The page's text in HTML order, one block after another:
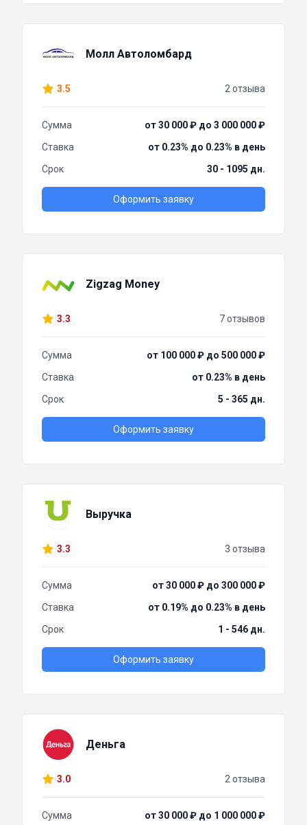
Молл Автоломбард
3.5 2 отзыва
Сумма
от 30 000 ₽ до 3 000 000 ₽
Ставка
от 0.23% до 0.23% в день
Срок
30 - 1095 дн.
Оформить заявку
Zigzag Money
3.3 7 отзывов
Сумма
от 100 000 ₽ до 500 000 ₽
Ставка
от 0.23% в день
Срок
5 - 365 дн.
Оформить заявку
Выручка
3.3 3 отзыва
Сумма
от 30 000 ₽ до 300 000 ₽
Ставка
от 0.19% до 0.23% в день
Срок
1 - 546 дн.
Оформить заявку
Деньга
3.0 2 отзыва
Сумма
от 30 000 ₽ до 1 000 000 ₽